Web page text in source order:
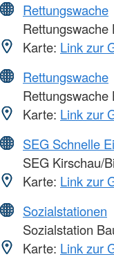
Rettungswache
Rettungswache
Karte: Link zur
Rettungswache
Rettungswache
Karte: Link zur
SEG Schnelle
SEG Kirschau/
Karte: Link zur
Sozialstationen
Sozialstation
Karte: Link zur